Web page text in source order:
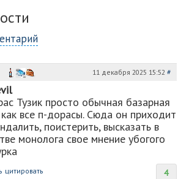
11 декабря 2025 15:52 #
Тузик просто обычная базарная
все п-дорасы. Сюда он приходит
поистерить, высказать в
монолога свое мнение убогого
4
цитировать